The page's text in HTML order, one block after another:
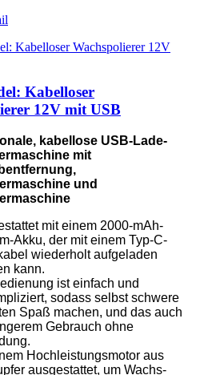
Kabelloser
12V mit USB
kabellose USB-Lade-
mit
und
mit einem 2000-mAh-
Akku, der mit einem Typ-C-
wiederholt aufgeladen
kann.
ist einfach und
sodass selbst schwere
Spaß machen, und das auch
Gebrauch ohne
Hochleistungsmotor aus
ausgestattet, um Wachs-